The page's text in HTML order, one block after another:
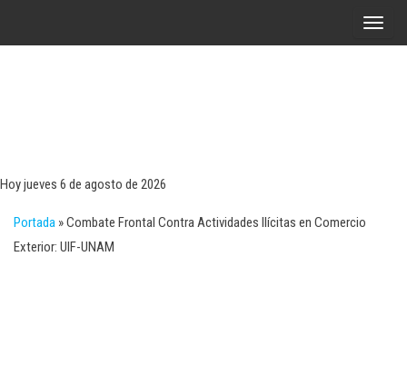
A
Hoy jueves 6 de agosto de 2026
Portada »Combate Frontal Contra Actividades Ilícitas en Comercio
Exterior: UIF-UNAM